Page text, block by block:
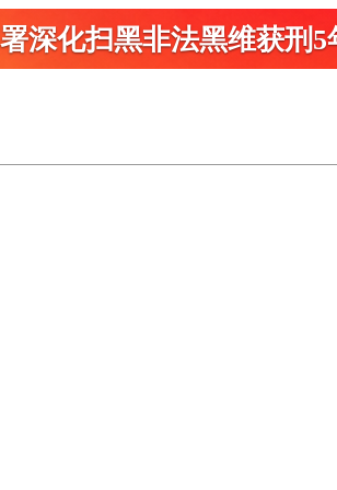
深化扫黑非法黑维获刑5